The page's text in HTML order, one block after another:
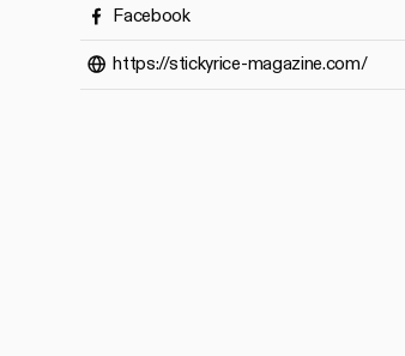
Facebook
https://stickyrice-magazine.com/